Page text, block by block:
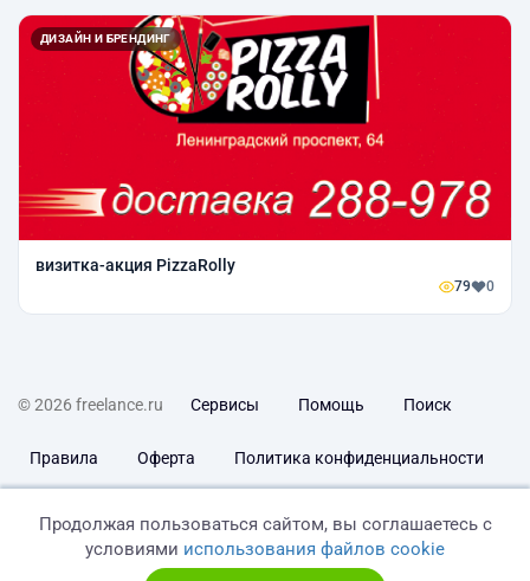
ДИЗАЙН И БРЕНДИНГ
визитка-акция PizzaRolly
79 0
© 2026 freelance.ru Сервисы Помощь Поиск
Правила Оферта Политика конфиденциальности
Продолжая пользоваться сайтом, вы соглашаетесь с
условиями использования файлов cookie